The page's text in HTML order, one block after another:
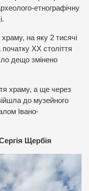
етнографічну
на яку 2 тисячі
ХХ століття
дещо змінено
храму, а ще через
до музейного
Івано-
Щербія